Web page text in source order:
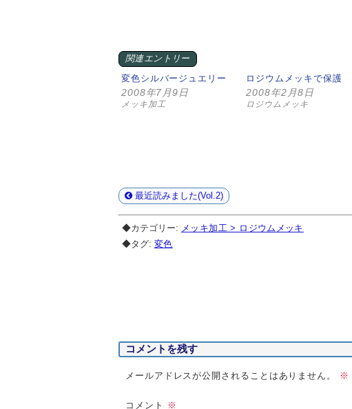
関連エントリー
変色シルバージュエリー
2008年7月9日
メッキ加工
ロジウムメッキで保護
2008年2月8日
ロジウムメッキ
最近読みました(Vol.2)
◆カテゴリー: メッキ加工 > ロジウムメッキ
◆タグ: 変色
コメントを残す
メールアドレスが公開されることはありません。 ※
コメント ※